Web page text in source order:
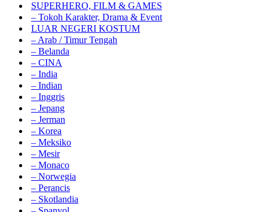
SUPERHERO, FILM & GAMES
– Tokoh Karakter, Drama & Event
LUAR NEGERI KOSTUM
– Arab / Timur Tengah
– Belanda
– CINA
– India
– Indian
– Inggris
– Jepang
– Jerman
– Korea
– Meksiko
– Mesir
– Monaco
– Norwegia
– Perancis
– Skotlandia